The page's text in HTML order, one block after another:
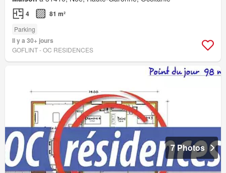
4 81 m²
Parking
Il y a 30+ jours
GOFLINT - OC RESIDENCES
7 Photos